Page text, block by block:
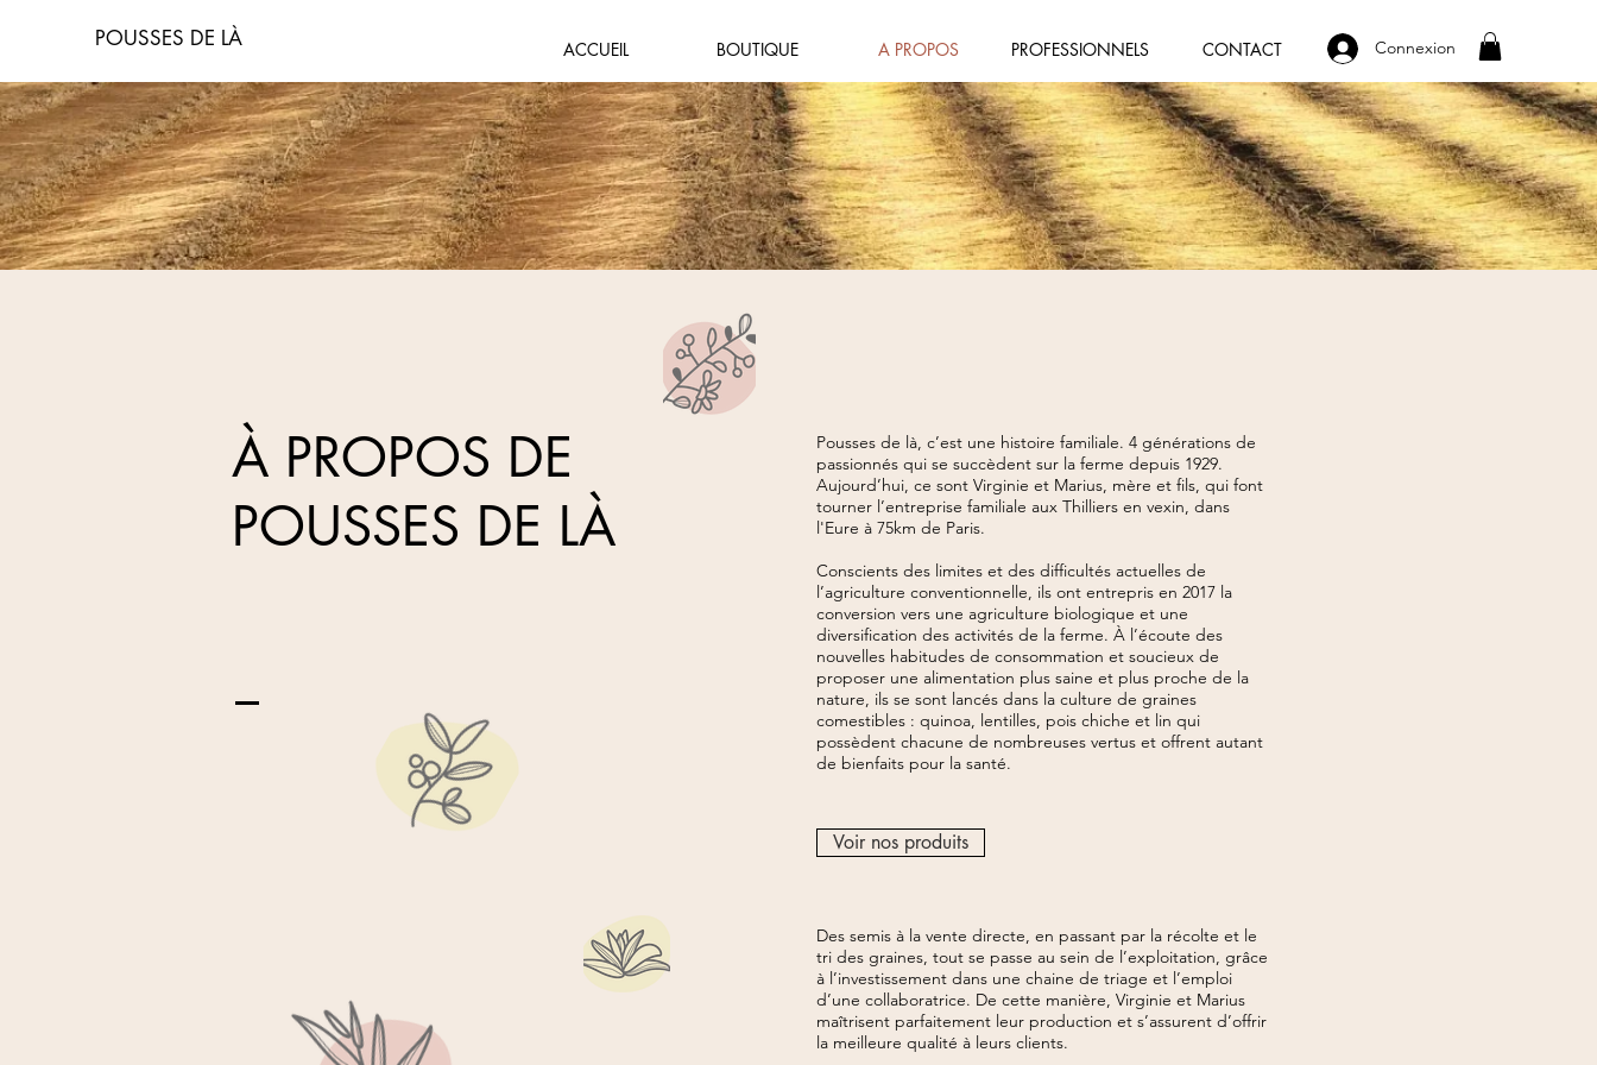
POUSSES DE LÀ ACCUEIL BOUTIQUE A PROPOS PROFESSIONNELS CONTACT Connexion
À PROPOS DE
POUSSES DE LÀ
Pousses de là, c’est une histoire familiale. 4 générations de
passionnés qui se succèdent sur la ferme depuis 1929.
Aujourd’hui, ce sont Virginie et Marius, mère et fils, qui font
tourner l’entreprise familiale aux Thilliers en vexin, dans
l'Eure à 75km de Paris.
Conscients des limites et des difficultés actuelles de
l’agriculture conventionnelle, ils ont entrepris en 2017 la
conversion vers une agriculture biologique et une
diversification des activités de la ferme. À l’écoute des
nouvelles habitudes de consommation et soucieux de
proposer une alimentation plus saine et plus proche de la
nature, ils se sont lancés dans la culture de graines
comestibles : quinoa, lentilles, pois chiche et lin qui
possèdent chacune de nombreuses vertus et offrent autant
de bienfaits pour la santé.
Voir nos produits
Des semis à la vente directe, en passant par la récolte et le
tri des graines, tout se passe au sein de l’exploitation, grâce
à l’investissement dans une chaine de triage et l’emploi
d’une collaboratrice. De cette manière, Virginie et Marius
maîtrisent parfaitement leur production et s’assurent d’offrir
la meilleure qualité à leurs clients.